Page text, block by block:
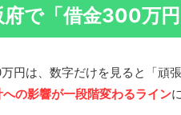
府で「借金300万
円は、数字だけを見ると「頑
への影響が一段階変わるライン